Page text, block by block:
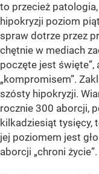
to przecież
hipokryzji poziom
spraw dotrze przez
chętnie w mediach
poczęte jest
„kompromisem”.
szósty hipokryzji.
rocznie 300 aborcji,
kilkadziesiąt tysięcy,
jej poziomem jest
aborcji „chroni życie”.